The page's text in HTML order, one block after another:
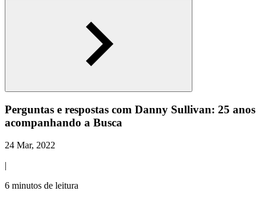
Perguntas e respostas com Danny Sullivan: 25 anos
acompanhando a Busca
24 Mar, 2022
|
6 minutos de leitura